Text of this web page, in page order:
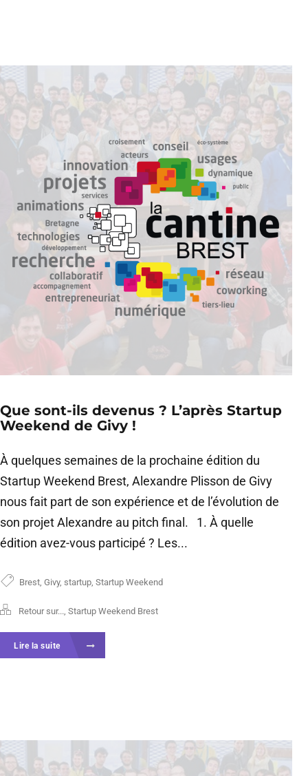
Que sont-ils devenus ? L’après Startup
Weekend de Givy !
À quelques semaines de la prochaine édition du
Startup Weekend Brest, Alexandre Plisson de Givy
nous fait part de son expérience et de l’évolution de
son projet Alexandre au pitch final. 1. À quelle
édition avez-vous participé ? Les...
Brest Givy, startup Startup Weekend
Retour sur... Startup Weekend Brest
Lire la suite